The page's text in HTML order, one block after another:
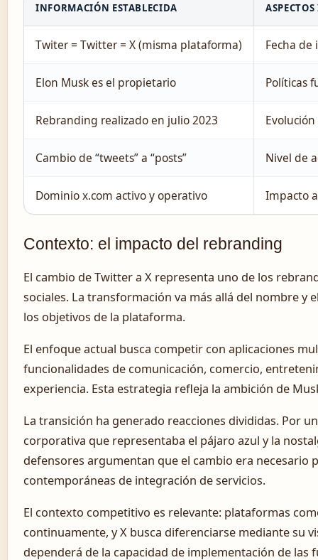
INFORMACIÓN ESTABLECIDA
Twiter = Twitter = X (misma plataforma) Fecha
Elon Musk es el propietario Políticas
Rebranding realizado en julio 2023
Cambio de “tweets” a “posts” Nivel de
Dominio x.com activo y operativo Impacto
Contexto: el impacto del rebranding
El cambio de Twitter a X representa uno de los
sociales. La transformación va más allá del nombre
los objetivos de la plataforma.
El enfoque actual busca competir con aplicaciones
funcionalidades de comunicación, comercio,
experiencia. Esta estrategia refleja la ambición de
La transición ha generado reacciones divididas. Por
corporativa que representaba el pájaro azul y la
defensores argumentan que el cambio era necesario
contemporáneas de integración de servicios.
El contexto competitivo es relevante: plataformas
continuamente, y X busca diferenciarse mediante su
dependerá de la capacidad de implementación de